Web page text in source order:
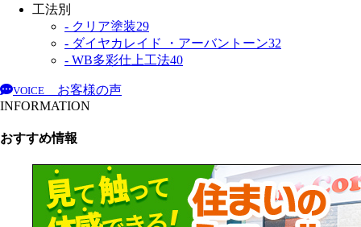
工法別
- クリア塗装29
- ダイヤカレイド ・アーバントーン32
- WB多彩仕上工法40
VOICE
お客様の声
INFORMATION
おすすめ情報